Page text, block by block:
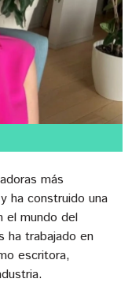
más
ha construido una
el mundo del
ha trabajado en
escritora,